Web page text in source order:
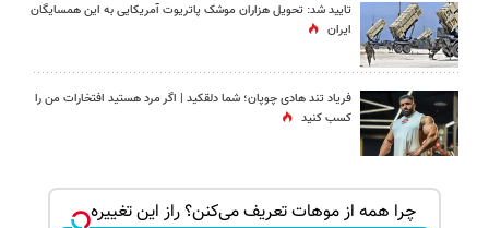
تایید شد: تحویل هزاران موشک پاتریوت آمریکایی به این همسایگان
ایران
فریاد تند هادی چوپان؛‌ شما دلقکید | اگر مرد هستید افتخارات من را
کسب کنید
چرا همه از موهات تعریف می‌کنن؟ راز این تغییره...